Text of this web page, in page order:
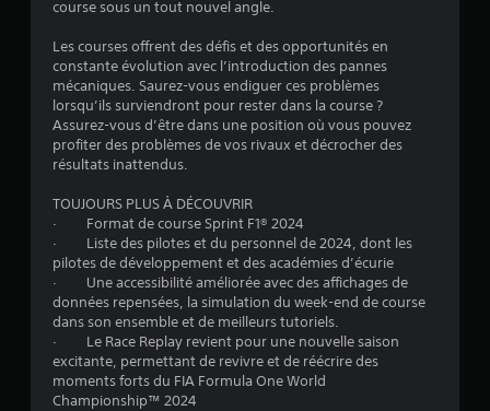
course sous un tout nouvel angle.
Les courses offrent des défis et des opportunités en
constante évolution avec l’introduction des pannes
mécaniques. Saurez-vous endiguer ces problèmes
lorsqu’ils surviendront pour rester dans la course ?
Assurez-vous d’être dans une position où vous pouvez
profiter des problèmes de vos rivaux et décrocher des
résultats inattendus.
TOUJOURS PLUS À DÉCOUVRIR
· Format de course Sprint F1® 2024
· Liste des pilotes et du personnel de 2024, dont les
pilotes de développement et des académies d’écurie
· Une accessibilité améliorée avec des affichages de
données repensées, la simulation du week-end de course
dans son ensemble et de meilleurs tutoriels.
· Le Race Replay revient pour une nouvelle saison
excitante, permettant de revivre et de réécrire des
moments forts du FIA Formula One World
Championship™ 2024